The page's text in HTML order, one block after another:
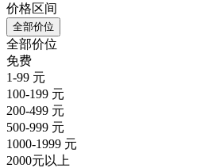
价格区间
全部价位
全部价位
免费
1-99 元
100-199 元
200-499 元
500-999 元
1000-1999 元
2000元以上